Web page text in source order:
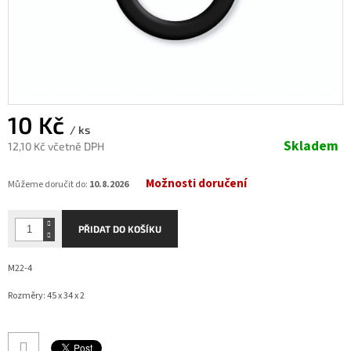
10 Kč / ks
12,10 Kč včetně DPH
cena:
Skladem
Můžeme doručit do: 10.8.2026 Možnosti doručení
PŘIDAT DO KOŠÍKU
M22-4
Rozměry: 45 x 34 x 2